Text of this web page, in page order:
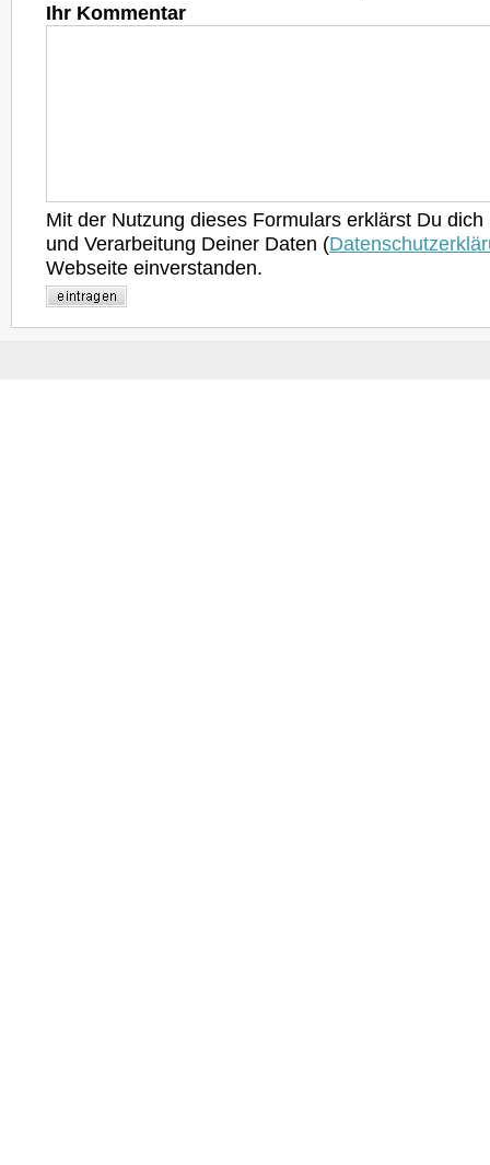
Ihr Kommentar
Mit der Nutzung dieses Formulars erklärst Du
und Verarbeitung Deiner Daten (
Webseite einverstanden.